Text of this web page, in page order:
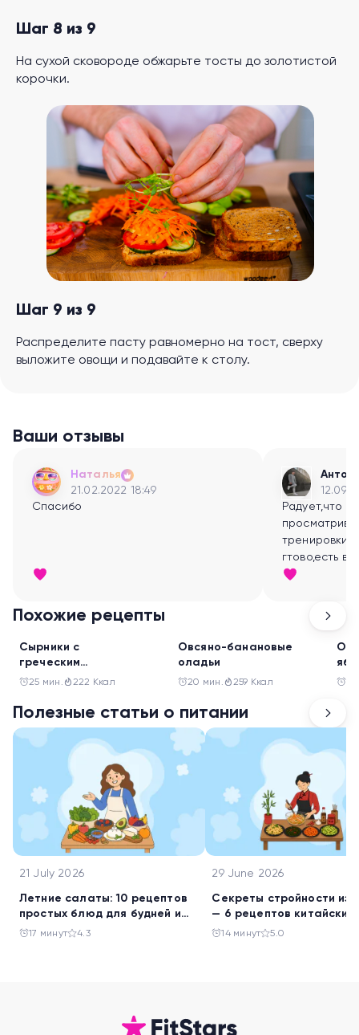
Шаг 8 из 9
На сухой сковороде обжарьте тосты до золотистой
корочки.
Шаг 9 из 9
Распределите пасту равномерно на тост, сверху
выложите овощи и подавайте к столу.
Ваши отзывы
Наталья
21.02.2022 18:49
Спасибо
Антон
Радует,что
тренировки-
гтово,есть
заниматься:)
Похожие рецепты
Завтрак
Сырники с
греческим
йогуртом и свежими
25 мин. 222 Ккал
Завтрак
Овсяно-банановые
оладьи
20 мин. 259 Ккал
Полезные статьи о питании
21 July 2026
Летние салаты: 10 рецептов
простых блюд для будней и
праздника
17 минут 4.3
29 June 2026
Секреты стройности из
— 6 рецептов китайских
салатов
14 минут 5.0